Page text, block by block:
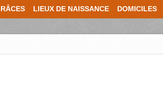
LIEUX DE NAISSANCE DOMICILES